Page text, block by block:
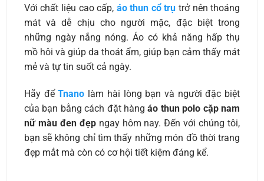
Với chất liệu cao cấp, áo thun cổ trụ trở nên thoáng
mát và dễ chịu cho người mặc, đặc biệt trong
những ngày nắng nóng. Áo có khả năng hấp thụ
mồ hôi và giúp da thoát ẩm, giúp bạn cảm thấy mát
mẻ và tự tin suốt cả ngày.
Hãy đểTnano làm hài lòng bạn và người đặc biệt
của bạn bằng cách đặt hàngáo thun polo cặp nam
nữ màu đen đẹpngay hôm nay. Đến với chúng tôi,
bạn sẽ không chỉ tìm thấy những món đồ thời trang
đẹp mắt mà còn có cơ hội tiết kiệm đáng kể.